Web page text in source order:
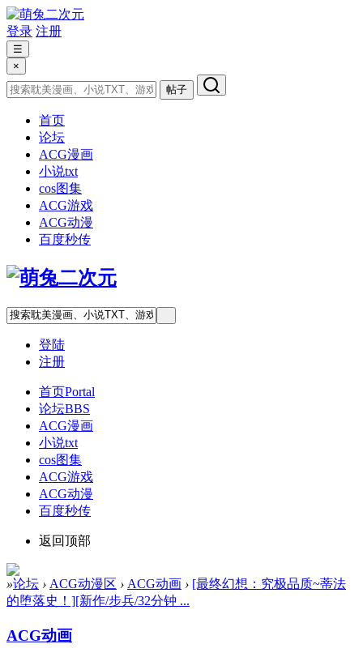
登录 注册
☰
×
帖子
首页
论坛
ACG漫画
小说txt
cos图集
ACG游戏
ACG动漫
百度秒传
登陆
注册
首页Portal
论坛BBS
ACG漫画
小说txt
cos图集
ACG游戏
ACG动漫
百度秒传
返回顶部
»论坛 › ACG动漫区 › ACG动画 › [最终幻想：究极品质~蒂法
的堕落史！][新作/步兵/32分钟 ...
ACG动画